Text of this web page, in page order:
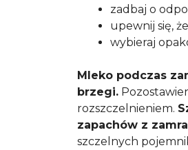
zadbaj o
upewnij się,
wybieraj
Mleko podczas
brzegi.
rozszczelnieniem.
zapachów z
szczelnych